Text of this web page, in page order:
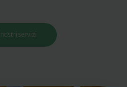
nostri servizi